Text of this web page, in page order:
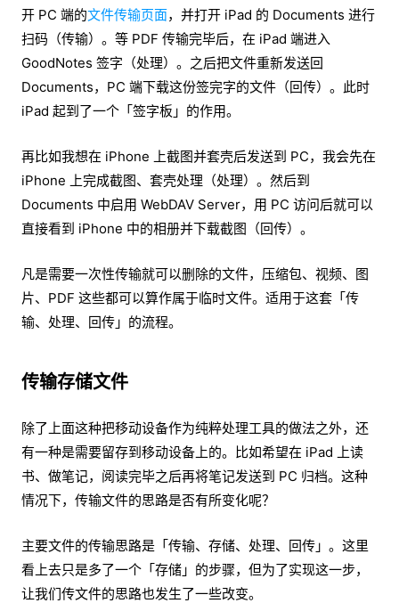
开 PC 端的文件传输页面，并打开 iPad 的 Documents 进行
扫码（传输）。等 PDF 传输完毕后，在 iPad 端进入
GoodNotes 签字（处理）。之后把文件重新发送回
Documents，PC 端下载这份签完字的文件（回传）。此时
iPad 起到了一个「签字板」的作用。
再比如我想在 iPhone 上截图并套壳后发送到 PC，我会先在
iPhone 上完成截图、套壳处理（处理）。然后到
Documents 中启用 WebDAV Server，用 PC 访问后就可以
直接看到 iPhone 中的相册并下载截图（回传）。
凡是需要一次性传输就可以删除的文件，压缩包、视频、图
片、PDF 这些都可以算作属于临时文件。适用于这套「传
输、处理、回传」的流程。
传输存储文件
除了上面这种把移动设备作为纯粹处理工具的做法之外，还
有一种是需要留存到移动设备上的。比如希望在 iPad 上读
书、做笔记，阅读完毕之后再将笔记发送到 PC 归档。这种
情况下，传输文件的思路是否有所变化呢？
主要文件的传输思路是「传输、存储、处理、回传」。这里
看上去只是多了一个「存储」的步骤，但为了实现这一步，
让我们传文件的思路也发生了一些改变。